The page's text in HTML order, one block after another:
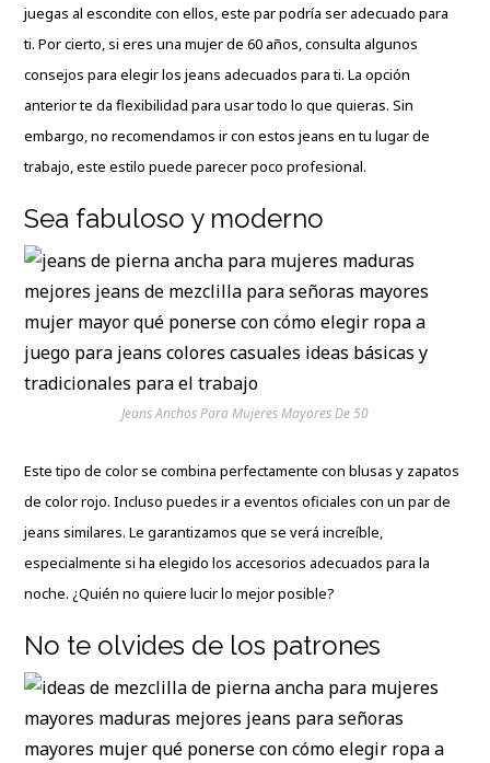
juegas al escondite con ellos, este par podría ser adecuado para
ti. Por cierto, si eres una mujer de 60 años, consulta algunos
consejos para elegir los jeans adecuados para ti. La opción
anterior te da flexibilidad para usar todo lo que quieras. Sin
embargo, no recomendamos ir con estos jeans en tu lugar de
trabajo, este estilo puede parecer poco profesional.
Sea fabuloso y moderno
Jeans Anchos Para Mujeres Mayores De 50
Este tipo de color se combina perfectamente con blusas y zapatos
de color rojo. Incluso puedes ir a eventos oficiales con un par de
jeans similares. Le garantizamos que se verá increíble,
especialmente si ha elegido los accesorios adecuados para la
noche. ¿Quién no quiere lucir lo mejor posible?
No te olvides de los patrones